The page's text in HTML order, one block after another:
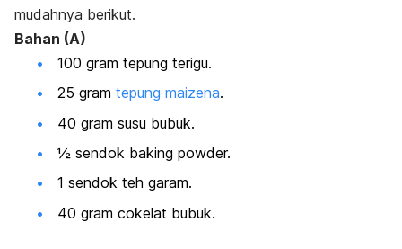
mudahnya berikut.
Bahan (A)
100 gram tepung terigu.
25 gram tepung maizena.
40 gram susu bubuk.
½ sendok baking powder.
1 sendok teh garam.
40 gram cokelat bubuk.